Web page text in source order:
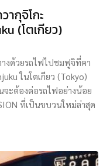
ากุจิโกะ
(โตเกียว)
างด้วยรถไฟไปชมฟูจิที่คา
ในโตเกียว (Tokyo)
ะต้องต่อรถไฟอย่างน้อย
ที่เป็นขบวนใหม่ล่าสุด